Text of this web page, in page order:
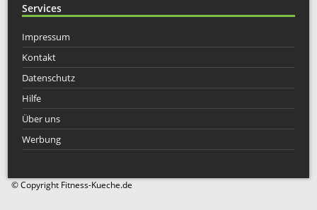
Services
Impressum
Kontakt
Datenschutz
Hilfe
Über uns
Werbung
© Copyright Fitness-Kueche.de